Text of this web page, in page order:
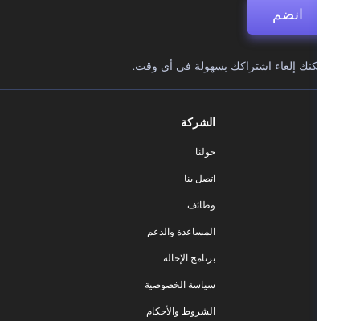
إلغاء اشتراكك بسهولة في أي وقت.
المساعدة والدعم
برنامج الإحالة
سياسة الخصوصية
الشروط والأحكام